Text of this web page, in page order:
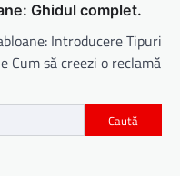
Ghidul complet.
Introducere Tipuri
Cum să creezi o reclamă
Caută